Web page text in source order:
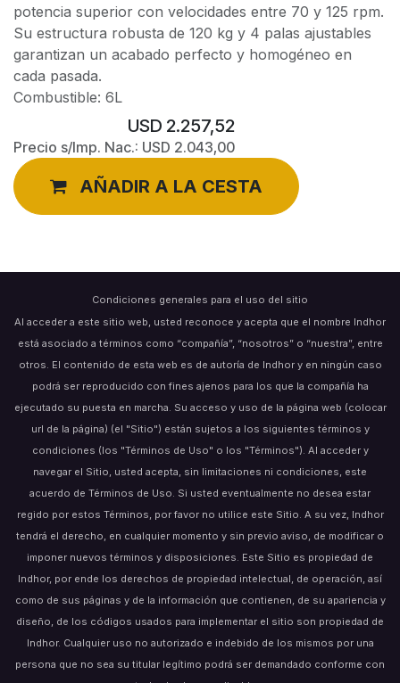
potencia superior con velocidades entre 70 y 125 rpm.
Su estructura robusta de 120 kg y 4 palas ajustables
garantizan un acabado perfecto y homogéneo en
cada pasada.
Combustible: 6L
USD 2.257,52
Precio s/Imp. Nac.: USD 2.043,00
AÑADIR A LA CESTA
Condiciones generales para el uso del sitio
Al acceder a este sitio web, usted reconoce y acepta que el nombre Indhor
está asociado a términos como “compañía”, “nosotros” o “nuestra”, entre
otros. El contenido de esta web es de autoría de Indhor y en ningún caso
podrá ser reproducido con fines ajenos para los que la compañía ha
ejecutado su puesta en marcha. Su acceso y uso de la página web (colocar
url de la página) (el "Sitio") están sujetos a los siguientes términos y
condiciones (los "Términos de Uso" o los "Términos"). Al acceder y
navegar el Sitio, usted acepta, sin limitaciones ni condiciones, este
acuerdo de Términos de Uso. Si usted eventualmente no desea estar
regido por estos Términos, por favor no utilice este Sitio. A su vez, Indhor
tendrá el derecho, en cualquier momento y sin previo aviso, de modificar o
imponer nuevos términos y disposiciones. Este Sitio es propiedad de
Indhor, por ende los derechos de propiedad intelectual, de operación, así
como de sus páginas y de la información que contienen, de su apariencia y
diseño, de los códigos usados para implementar el sitio son propiedad de
Indhor. Cualquier uso no autorizado e indebido de los mismos por una
persona que no sea su titular legítimo podrá ser demandado conforme con